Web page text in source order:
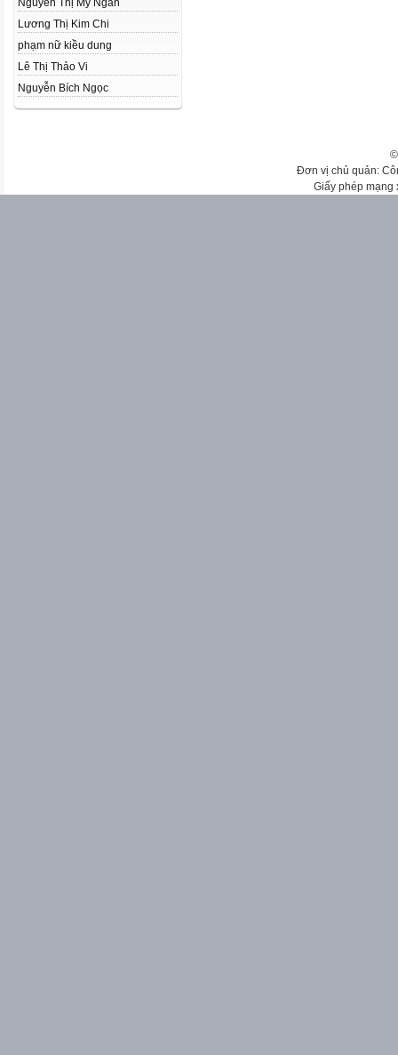
Nguyễn Thị Mỹ Ngân
Lương Thị Kim Chi
phạm nữ kiều dung
Lê Thị Thảo Vi
Nguyễn Bích Ngọc
Đơn vị chủ quản:
Giấy phép mạng